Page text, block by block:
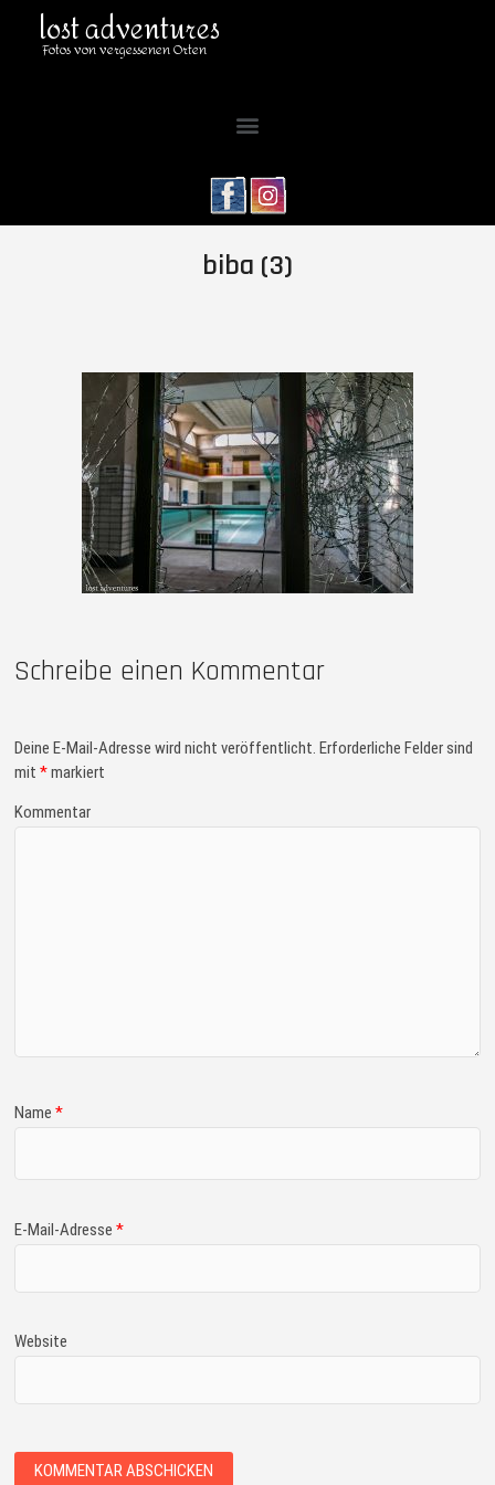
lost adventures
Fotos von vergessenen Orten
biba (3)
Schreibe einen Kommentar
Deine E-Mail-Adresse wird nicht veröffentlicht. Erforderliche Felder sind
mit*markiert
Kommentar
Name*
E-Mail-Adresse*
Website